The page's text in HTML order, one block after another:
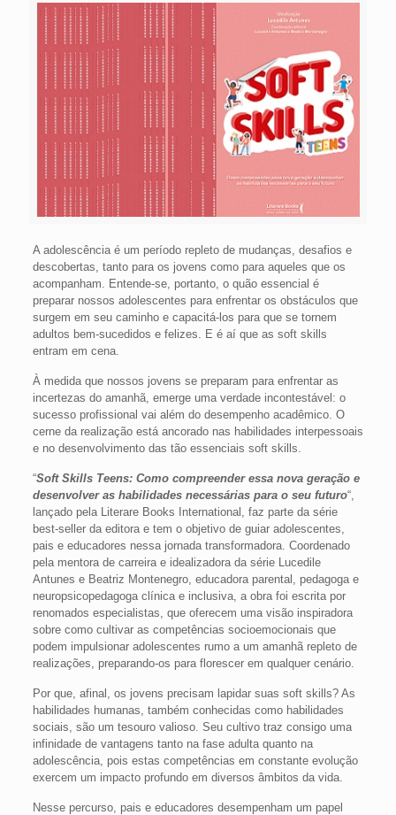
A adolescência é um período repleto de mudanças, desafios e
descobertas, tanto para os jovens como para aqueles que os
acompanham. Entende-se, portanto, o quão essencial é
preparar nossos adolescentes para enfrentar os obstáculos que
surgem em seu caminho e capacitá-los para que se tornem
adultos bem-sucedidos e felizes. E é aí que as soft skills
entram em cena.
À medida que nossos jovens se preparam para enfrentar as
incertezas do amanhã, emerge uma verdade incontestável: o
sucesso profissional vai além do desempenho acadêmico. O
cerne da realização está ancorado nas habilidades interpessoais
e no desenvolvimento das tão essenciais soft skills.
“Soft Skills Teens: Como compreender essa nova geração e
desenvolver as habilidades necessárias para o seu futuro“,
lançado pela Literare Books International, faz parte da série
best-seller da editora e tem o objetivo de guiar adolescentes,
pais e educadores nessa jornada transformadora. Coordenado
pela mentora de carreira e idealizadora da série Lucedile
Antunes e Beatriz Montenegro, educadora parental, pedagoga e
neuropsicopedagoga clínica e inclusiva, a obra foi escrita por
renomados especialistas, que oferecem uma visão inspiradora
sobre como cultivar as competências socioemocionais que
podem impulsionar adolescentes rumo a um amanhã repleto de
realizações, preparando-os para florescer em qualquer cenário.
Por que, afinal, os jovens precisam lapidar suas soft skills? As
habilidades humanas, também conhecidas como habilidades
sociais, são um tesouro valioso. Seu cultivo traz consigo uma
infinidade de vantagens tanto na fase adulta quanto na
adolescência, pois estas competências em constante evolução
exercem um impacto profundo em diversos âmbitos da vida.
Nesse percurso, pais e educadores desempenham um papel